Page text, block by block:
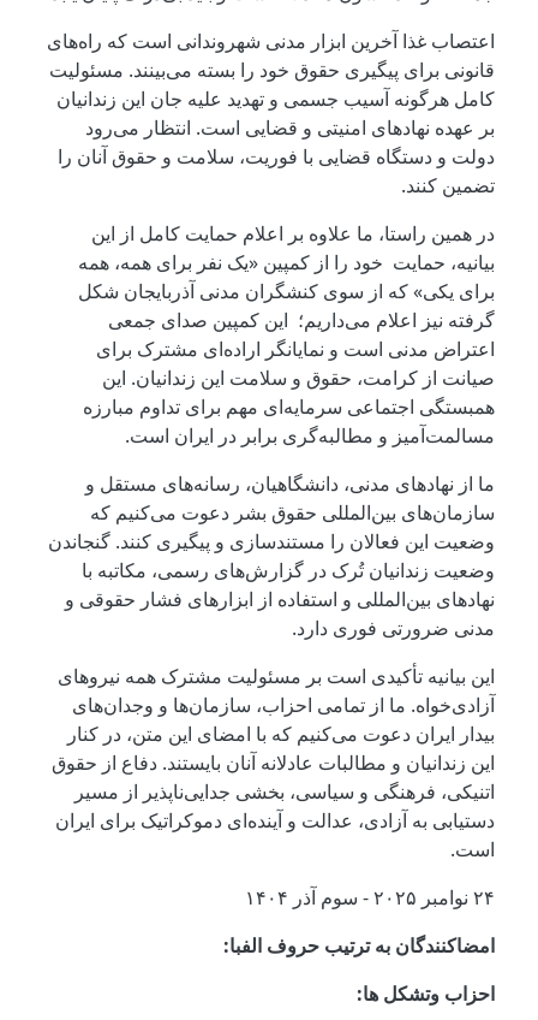
اعتصاب غذا آخرین ابزار مدنی شهروندانی است که راه‌های
قانونی برای پیگیری حقوق خود را بسته می‌بینند. مسئولیت
کامل هرگونه آسیب جسمی و تهدید علیه جان این زندانیان
بر عهده نهادهای امنیتی و قضایی است. انتظار می‌رود
دولت و دستگاه قضایی با فوریت، سلامت و حقوق آنان را
تضمین کنند.
در همین راستا، ما علاوه بر اعلام حمایت کامل از این
بیانیه، حمایت خود را از کمپین «یک نفر برای همه، همه
برای یکی» که از سوی کنشگران مدنی آذربایجان شکل
گرفته نیز اعلام می‌داریم؛ این کمپین صدای جمعی
اعتراض مدنی است و نمایانگر اراده‌ای مشترک برای
صیانت از کرامت، حقوق و سلامت این زندانیان. این
همبستگی اجتماعی سرمایه‌ای مهم برای تداوم مبارزه
مسالمت‌آمیز و مطالبه‌گری برابر در ایران است.
ما از نهادهای مدنی، دانشگاهیان، رسانه‌های مستقل و
سازمان‌های بین‌المللی حقوق بشر دعوت می‌کنیم که
وضعیت این فعالان را مستندسازی و پیگیری کنند. گنجاندن
وضعیت زندانیان تُرک در گزارش‌های رسمی، مکاتبه با
نهادهای بین‌المللی و استفاده از ابزارهای فشار حقوقی و
مدنی ضرورتی فوری دارد.
این بیانیه تأکیدی است بر مسئولیت مشترک همه نیروهای
آزادی‌خواه. ما از تمامی احزاب، سازمان‌ها و وجدان‌های
بیدار ایران دعوت می‌کنیم که با امضای این متن، در کنار
این زندانیان و مطالبات عادلانه آنان بایستند. دفاع از حقوق
اتنیکی، فرهنگی و سیاسی، بخشی جدایی‌ناپذیر از مسیر
دستیابی به آزادی، عدالت و آینده‌ای دموکراتیک برای ایران
است.
۲۴ نوامبر ۲۰۲۵ - سوم آذر ۱۴۰۴
امضاکنندگان به ترتیب حروف الفبا:
احزاب و‌تشکل ها: